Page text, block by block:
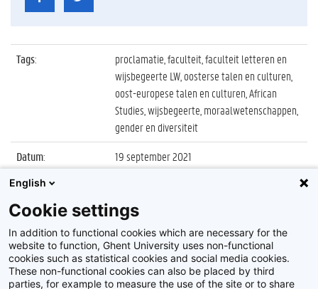
Tags:
proclamatie, faculteit, faculteit letteren en
wijsbegeerte LW, oosterse talen en culturen,
oost-europese talen en culturen, African
Studies, wijsbegeerte, moraalwetenschappen,
gender en diversiteit
Datum:
19 september 2021
Identificatienummer
Album:
Proclamatie faculteit Letteren en
Wijsbegeerte, sessie 4
English
Cookie settings
In addition to functional cookies which are necessary for the
website to function, Ghent University uses non-functional
cookies such as statistical cookies and social media cookies.
These non-functional cookies can also be placed by third
parties, for example to measure the use of the site or to share